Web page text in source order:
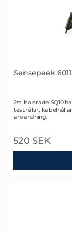
Sensepeek
Art. nr 2478
2st isolerade SQ10
testnålar,
användning.
520 SEK